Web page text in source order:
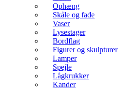
Ophæng
Skåle og fade
Vaser
Lysestager
Bordflag
Figurer og skulpturer
Lamper
Spejle
Lågkrukker
Kander